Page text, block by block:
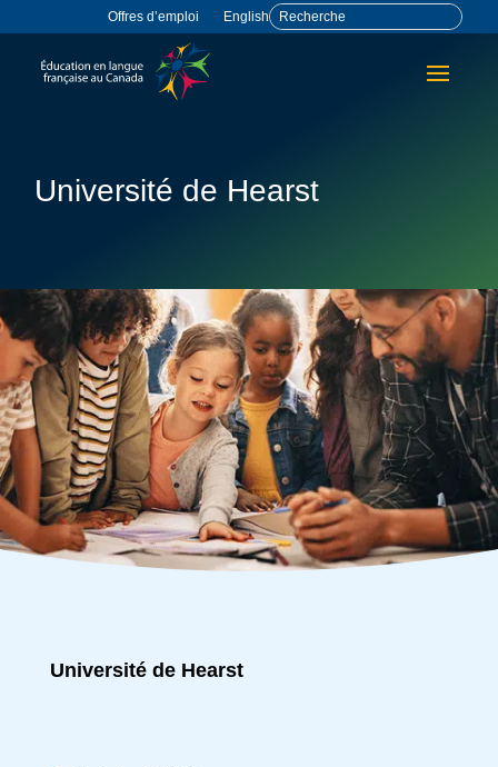
Offres d’emploi English
Université de Hearst
Université de Hearst